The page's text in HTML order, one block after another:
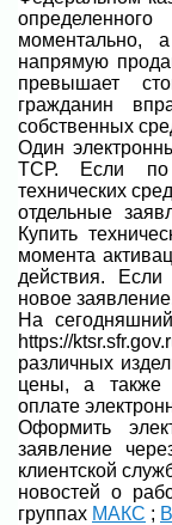
моментально,
напрямую
превышает
гражданин
собственных
Один
ТСР. Если по
технических
отдельные
Купить
момента
действия.
новое
На
https://
различных
цены, а также
оплате
Оформить
заявление
клиентской
новостей о
группах МАКС ;